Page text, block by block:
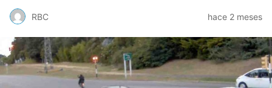
RBC hace 2 meses